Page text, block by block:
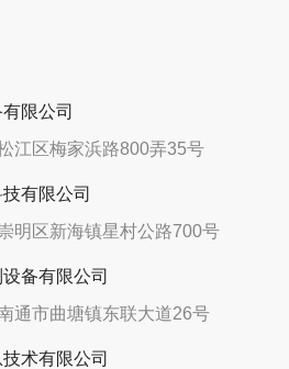
限公司
江区梅家浜路800弄35号
有限公司
明区新海镇星村公路700号
备有限公司
通市曲塘镇东联大道26号
术有限公司